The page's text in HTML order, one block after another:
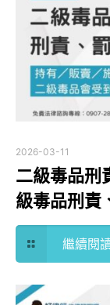
2026-03-11
二級毒品刑
級毒品刑責
繼續閱